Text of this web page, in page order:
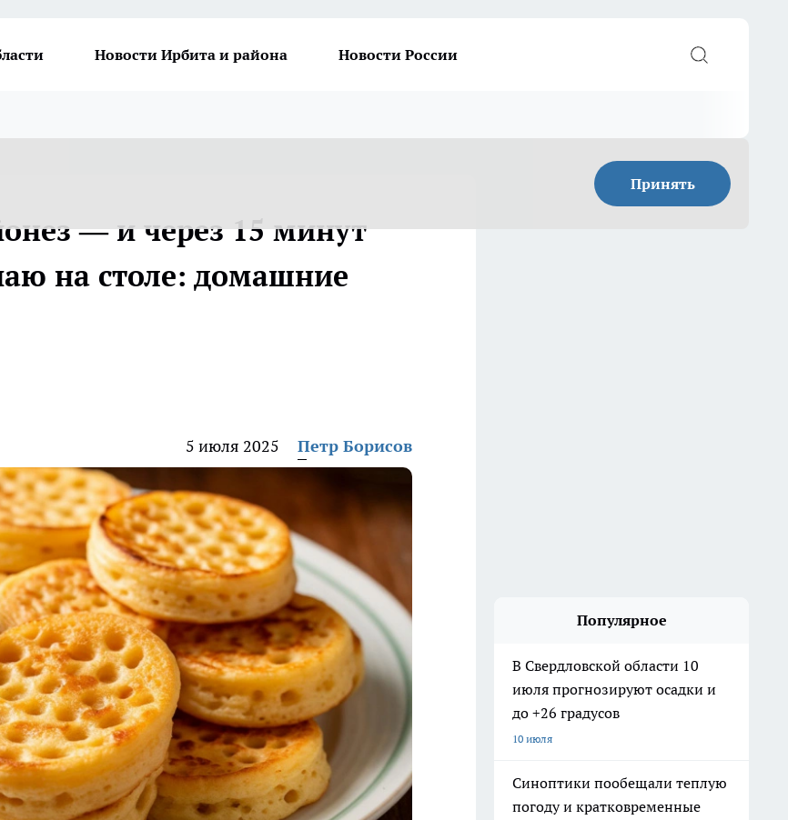
Новости Ирбита и района Новости России
Принять
— и через 15 минут
на столе: домашние
5 июля 2025 Петр Борисов
Популярное
В Свердловской области 10
июля прогнозируют осадки и
до +26 градусов
10 июля
Синоптики пообещали теплую
погоду и кратковременные